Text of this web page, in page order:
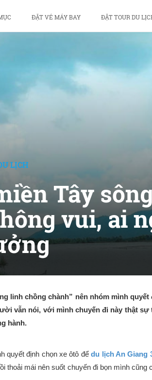
ĐẶT VÉ MÁY BAY ĐẶT TOUR DU
LỊCH
Tây
vui, ai
linh chồng chành” nên nhóm mình
vẫn nói, với mình chuyến đi này thật sự
hành.
quyết định chọn xe ôtô đểdu lịch An Giang
thoải mái nên suốt chuyến đi bọn mình